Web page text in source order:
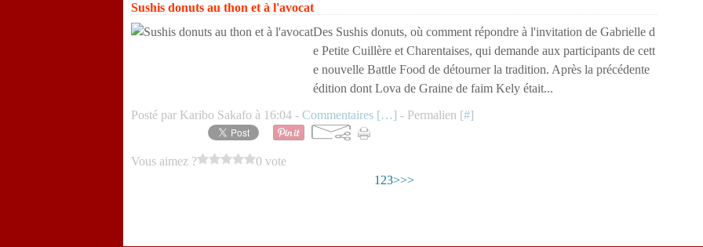
Sushis donuts au thon et à l'avocat
Des Sushis donuts, où comment répondre à l'invitation de Gabrielle d
e Petite Cuillère et Charentaises, qui demande aux participants de cett
e nouvelle Battle Food de détourner la tradition. Après la précédente
édition dont Lova de Graine de faim Kely était...
Posté par Karibo Sakafo à 16:04 - Commentaires […] - Permalien [#]
Vous aimez ?
0 vote
1 23>>>